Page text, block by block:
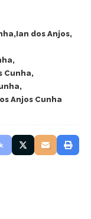
Ian dos Anjos
Cunha
Anjos Cunha